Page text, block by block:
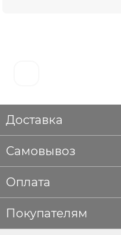
Доставка
Самовывоз
Оплата
Покупателям